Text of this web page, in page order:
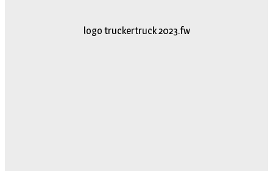
logo truckertruck 2023.fw